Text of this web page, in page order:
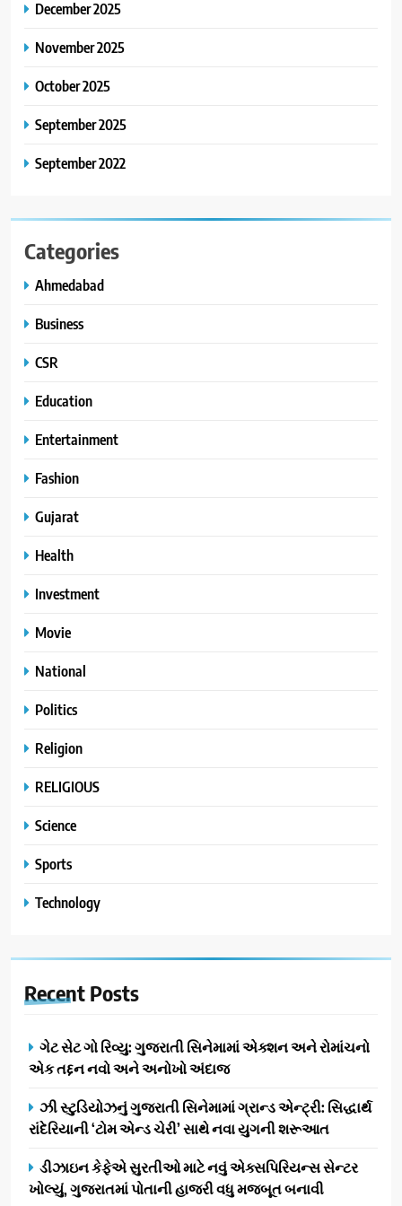
8
December 2025
November 2025
October 2025
September 2025
September 2022
Categories
Ahmedabad
Business
CSR
Education
Entertainment
Fashion
Gujarat
Health
Investment
Movie
National
Politics
Religion
RELIGIOUS
Science
Sports
Technology
Recent Posts
ગેટ સેટ ગો રિવ્યુ: ગુજરાતી સિનેમામાં એક્શન અને રોમાંચનો
એક તદ્દન નવો અને અનોખો અંદાજ
ઝી સ્ટુડિયોઝનું ગુજરાતી સિનેમામાં ગ્રાન્ડ એન્ટ્રી: સિદ્ધાર્થ
રાંદેરિયાની ‘ટોમ એન્ડ ચેરી’ સાથે નવા યુગની શરૂઆત
ડીઝાઇન કેફેએ સુરતીઓ માટે નવું એક્સપિરિયન્સ સેન્ટર
ખોલ્યું, ગુજરાતમાં પોતાની હાજરી વધુ મજબૂત બનાવી